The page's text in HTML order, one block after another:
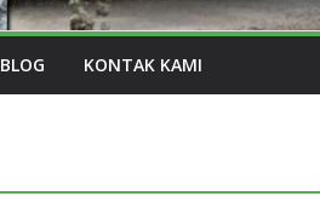
BLOG KONTAK KAMI